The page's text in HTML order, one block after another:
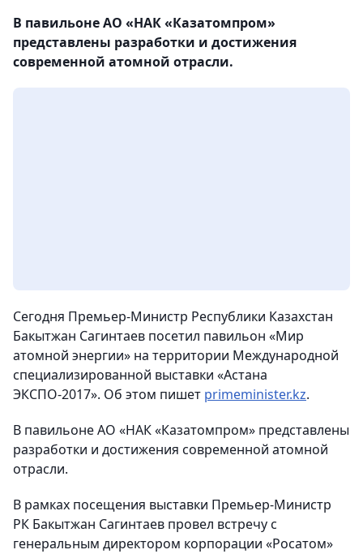
В павильоне АО «НАК «Казатомпром»
представлены разработки и достижения
современной атомной отрасли.
Сегодня Премьер-Министр Республики Казахстан
Бакытжан Сагинтаев посетил павильон «Мир
атомной энергии» на территории Международной
специализированной выставки «Астана
ЭКСПО-2017». Об этом пишет primeminister.kz.
В павильоне АО «НАК «Казатомпром» представлены
разработки и достижения современной атомной
отрасли.
В рамках посещения выставки Премьер-Министр
РК Бакытжан Сагинтаев провел встречу с
генеральным директором корпорации «Росатом»